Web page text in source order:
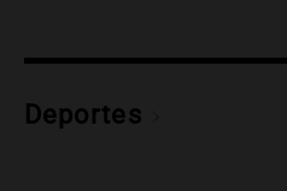
Procrear en la
Episodios
Deportes